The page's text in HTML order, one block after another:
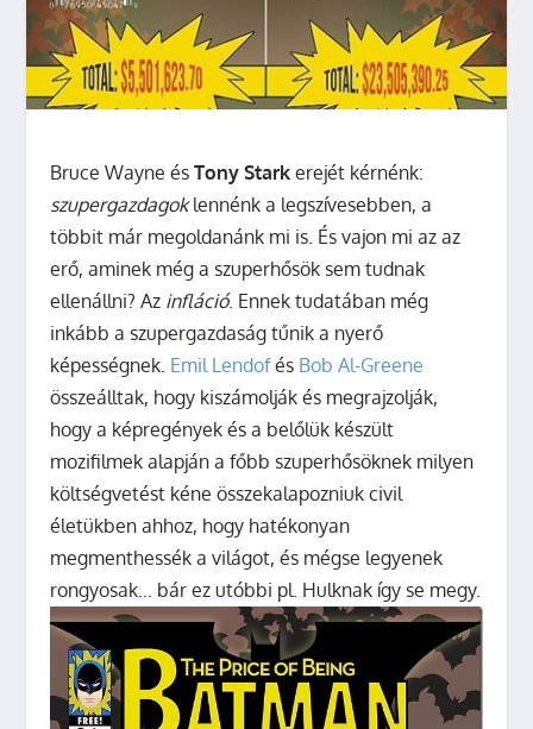
Bruce Wayne ésTony Stark erejét kérnénk:
szupergazdagoklennénk a legszívesebben, a
többit már megoldanánk mi is. És vajon mi az az
erő, aminek még a szuperhősök sem tudnak
ellenállni? Az infláció. Ennek tudatában még
inkább a szupergazdaság tűnik a nyerő
képességnek. Emil Lendofés Bob Al-Greene
összeálltak, hogy kiszámolják és megrajzolják,
hogy a képregények és a belőlük készült
mozifilmek alapján a főbb szuperhősöknek milyen
költségvetést kéne összekalapozniuk civil
életükben ahhoz, hogy hatékonyan
megmenthessék a világot, és mégse legyenek
rongyosak… bár ez utóbbi pl. Hulknak így se megy.